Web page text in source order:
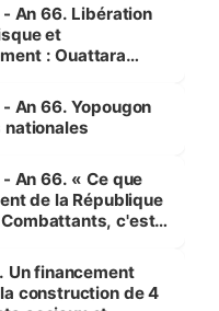
- An 66. Libération
et
: Ouattara
pour préserver les
»
An 66. Yopougon
nationales
- An 66. « Ce que
de la République
c'est
Un financement
construction de 4